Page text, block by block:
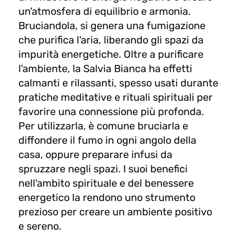
un'atmosfera di equilibrio e armonia.
Bruciandola, si genera una fumigazione
che purifica l'aria, liberando gli spazi da
impurità energetiche. Oltre a purificare
l'ambiente, la Salvia Bianca ha effetti
calmanti e rilassanti, spesso usati durante
pratiche meditative e rituali spirituali per
favorire una connessione più profonda.
Per utilizzarla, è comune bruciarla e
diffondere il fumo in ogni angolo della
casa, oppure preparare infusi da
spruzzare negli spazi. I suoi benefici
nell'ambito spirituale e del benessere
energetico la rendono uno strumento
prezioso per creare un ambiente positivo
e sereno.